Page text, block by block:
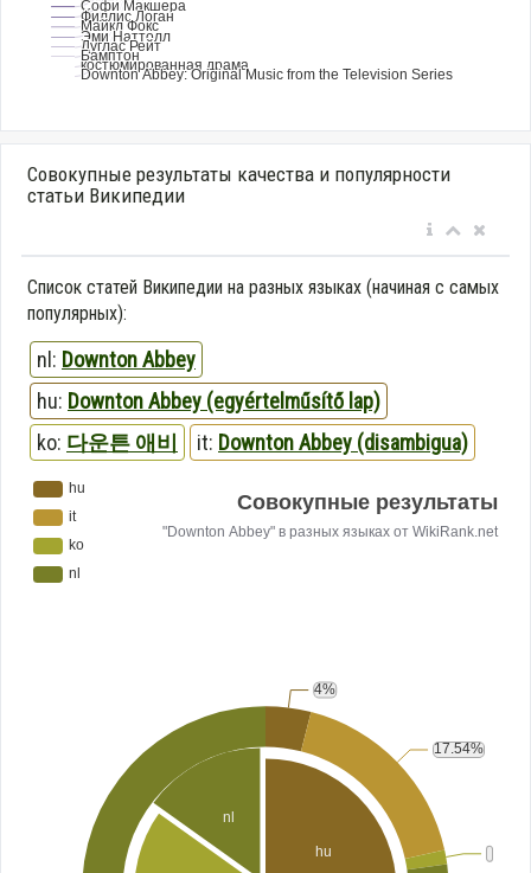
Совокупные результаты качества и популярности
статьи Википедии
Список статей Википедии на разных языках (начиная с самых
популярных):
nl: Downton Abbey
hu: Downton Abbey (egyértelműsítő lap)
ko: 다운튼 애비 it: Downton Abbey (disambigua)